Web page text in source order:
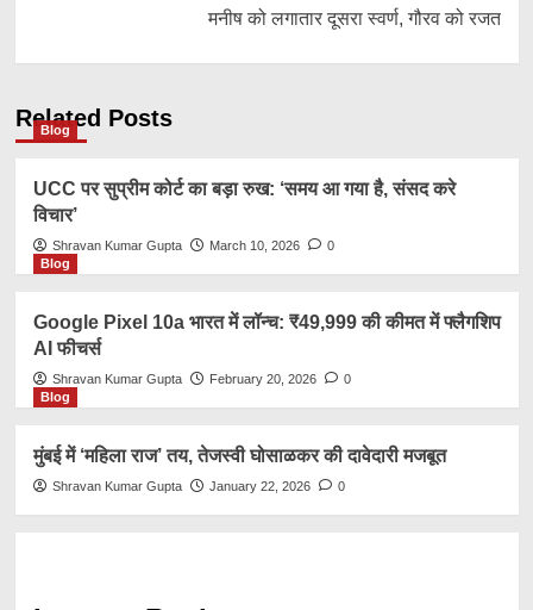
मनीष को लगातार दूसरा स्वर्ण, गौरव को रजत
Related Posts
Blog
UCC पर सुप्रीम कोर्ट का बड़ा रुख: ‘समय आ गया है, संसद करे
विचार’
Shravan Kumar Gupta March 10, 2026
0
Blog
Google Pixel 10a भारत में लॉन्च: ₹49,999 की कीमत में फ्लैगशिप
AI फीचर्स
Shravan Kumar Gupta February 20, 2026
0
Blog
मुंबई में ‘महिला राज’ तय, तेजस्वी घोसाळकर की दावेदारी मजबूत
Shravan Kumar Gupta January 22, 2026 0